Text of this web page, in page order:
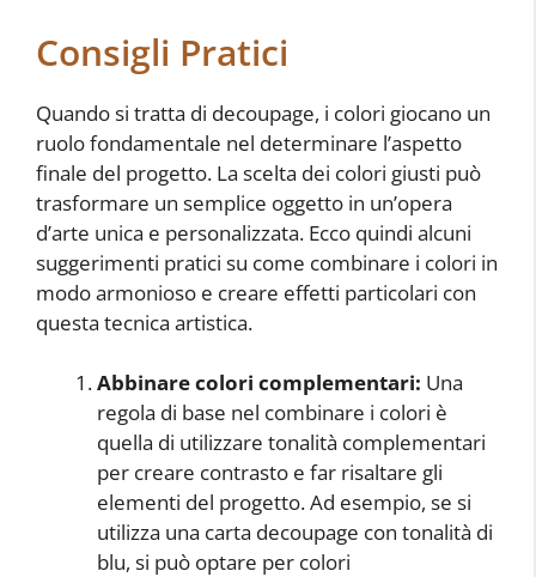
Consigli Pratici
Quando si tratta di decoupage, i colori giocano un
ruolo fondamentale nel determinare l’aspetto
finale del progetto. La scelta dei colori giusti può
trasformare un semplice oggetto in un’opera
d’arte unica e personalizzata. Ecco quindi alcuni
suggerimenti pratici su come combinare i colori in
modo armonioso e creare effetti particolari con
questa tecnica artistica.
Abbinare colori complementari: Una
regola di base nel combinare i colori è
quella di utilizzare tonalità complementari
per creare contrasto e far risaltare gli
elementi del progetto. Ad esempio, se si
utilizza una carta decoupage con tonalità di
blu, si può optare per colori